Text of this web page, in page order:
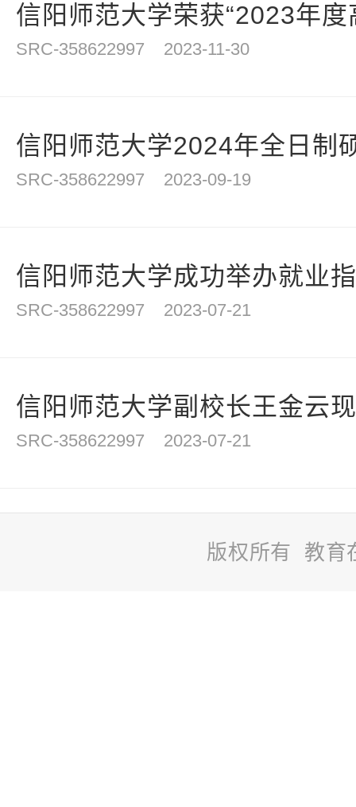
信阳师范大学荣获“2023年
SRC-358622997 2023-11-30
信阳师范大学2024年全日制
SRC-358622997 2023-09-19
信阳师范大学成功举办就业
SRC-358622997 2023-07-21
信阳师范大学副校长王金云
SRC-358622997 2023-07-21
版权所有 教育